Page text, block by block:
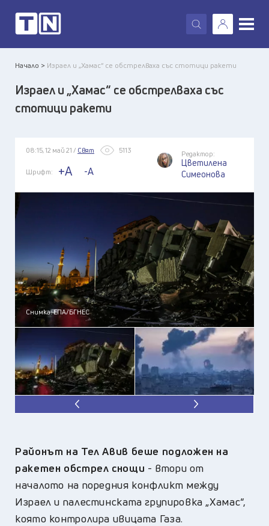
X
Начало > Израел и „Хамас“ се обстрелваха със стотици ракети
Израел и „Хамас“ се обстрелваха със
стотици ракети
08:15, 12 май 21 / Свят 5113
Шрифт: +A -A
Редактор:
Цветилена
Симеонова
Снимка: ЕПА/БГНЕС
Районът на Тел Авив беше подложен на
ракетен обстрел снощи - втори от
началото на поредния конфликт между
Израел и палестинската групировка „Хамас“,
която контролира ивицата Газа.